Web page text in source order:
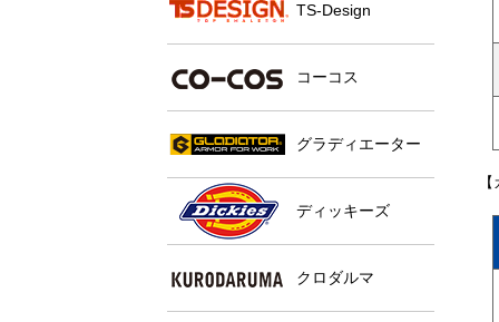
TS-Design
コーコス
グラディエーター
ディッキーズ
クロダルマ